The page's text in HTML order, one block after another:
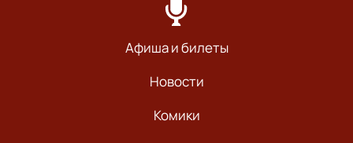
Афиша и билеты
Новости
Комики